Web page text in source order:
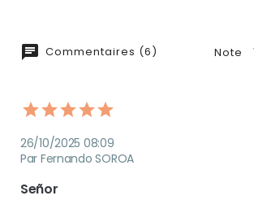
Commentaires (6) Note
26/10/2025 08:09
Par Fernando SOROA
Señor